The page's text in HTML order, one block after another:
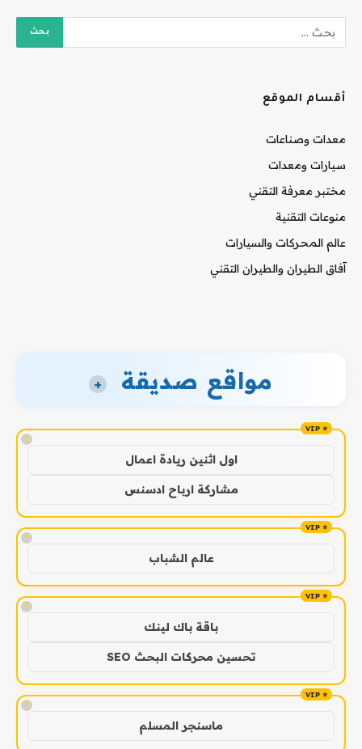
أقسام الموقع
معدات وصناعات
سيارات ومعدات
مختبر معرفة التقني
منوعات التقنية
عالم المحركات والسيارات
آفاق الطيران والطيران التقني
مواقع صديقة +
!
اول اثنين ريادة اعمال
مشاركة ارباح ادسنس
!
عالم الشباب
!
باقة باك لينك
تحسين محركات البحث SEO
!
ماسنجر المسلم